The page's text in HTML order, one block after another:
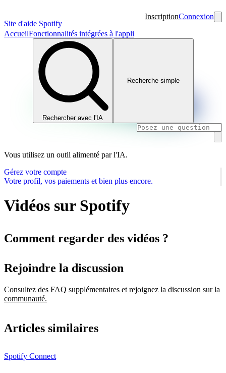
Site d'aide Spotify
InscriptionConnexion
AccueilFonctionnalités intégrées à l'appli
Rechercher avec l'IA
Recherche simple
Vous utilisez un outil alimenté par l'IA.
Gérez votre compte
Votre profil, vos paiements et bien plus encore.
Vidéos sur Spotify
Comment regarder des vidéos ?
Rejoindre la discussion
Consultez des FAQ supplémentaires et rejoignez la discussion sur la
communauté.
Articles similaires
Spotify Connect